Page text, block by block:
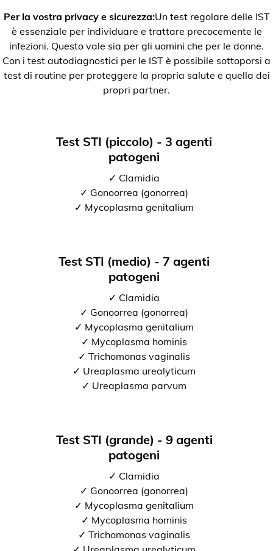
Per la vostra privacy e sicurezza:Un test regolare delle IST
è essenziale per individuare e trattare precocemente le
infezioni. Questo vale sia per gli uomini che per le donne.
Con i test autodiagnostici per le IST è possibile sottoporsi a
test di routine per proteggere la propria salute e quella dei
propri partner.
Test STI (piccolo) - 3 agenti
patogeni
✓ Clamidia
✓ Gonoorrea (gonorrea)
✓ Mycoplasma genitalium
Test STI (medio) - 7 agenti
patogeni
✓ Clamidia
✓ Gonoorrea (gonorrea)
✓ Mycoplasma genitalium
✓ Mycoplasma hominis
✓ Trichomonas vaginalis
✓ Ureaplasma urealyticum
✓ Ureaplasma parvum
Test STI (grande) - 9 agenti
patogeni
✓ Clamidia
✓ Gonoorrea (gonorrea)
✓ Mycoplasma genitalium
✓ Mycoplasma hominis
✓ Trichomonas vaginalis